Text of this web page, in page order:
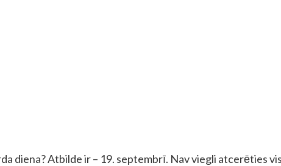
diena? Atbilde ir – 19. septembrī. Nav viegli atcerēties